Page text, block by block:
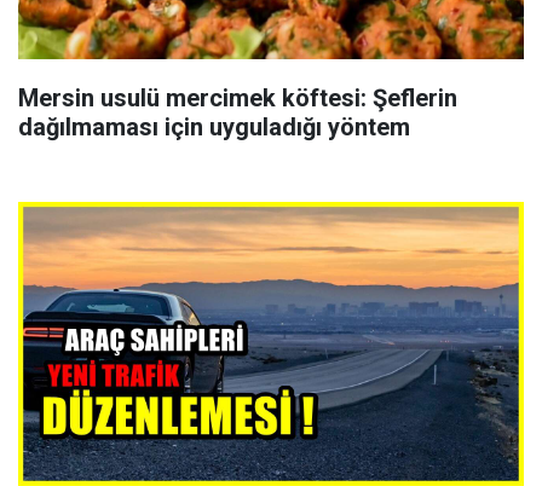
Mersin usulü mercimek köftesi: Şeflerin
dağılmaması için uyguladığı yöntem